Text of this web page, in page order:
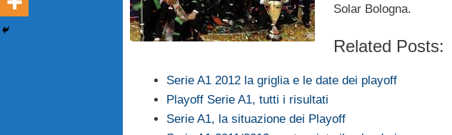
Solar Bologna.
Related Posts:
Serie A1 2012 la griglia e le date dei playoff
Playoff Serie A1, tutti i risultati
Serie A1, la situazione dei Playoff